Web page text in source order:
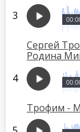
Сергей
Родина
Трофим -